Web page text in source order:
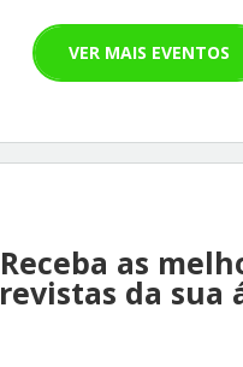
VER MAIS EVENTOS
Receba as
revistas da sua